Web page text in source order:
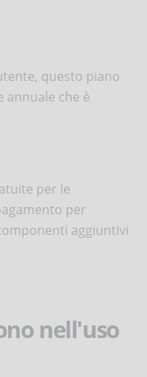
questo piano
annuale che è
per le
per
aggiuntivi
nell'uso